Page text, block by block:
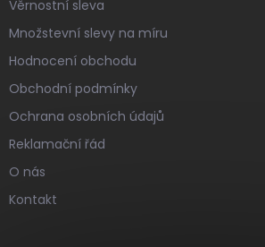
Věrnostní sleva
Množstevní slevy na míru
Hodnocení obchodu
Obchodní podmínky
Ochrana osobních údajů
Reklamační řád
O nás
Kontakt